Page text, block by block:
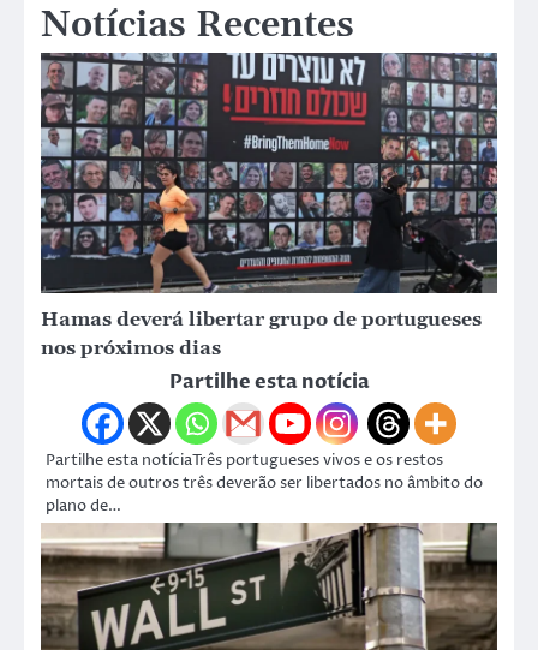
Notícias Recentes
Hamas deverá libertar grupo de portugueses
nos próximos dias
Partilhe esta notícia
Partilhe esta notíciaTrês portugueses vivos e os restos
mortais de outros três deverão ser libertados no âmbito do
plano de…